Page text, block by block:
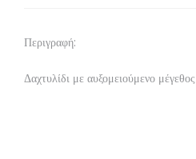
Περιγραφή:
Δαχτυλίδι με αυξομειούμενο μέγεθος